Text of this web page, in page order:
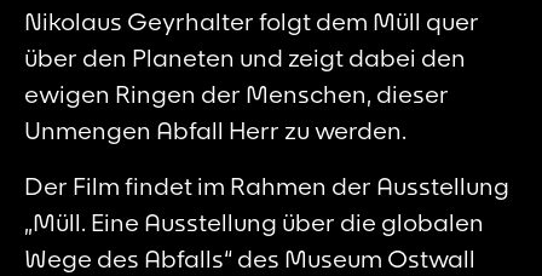
Nikolaus Geyrhalter folgt dem Müll quer
über den Planeten und zeigt dabei den
ewigen Ringen der Menschen, dieser
Unmengen Abfall Herr zu werden.
Der Film findet im Rahmen der Ausstellung
„Müll. Eine Ausstellung über die globalen
Wege des Abfalls“ des Museum Ostwall